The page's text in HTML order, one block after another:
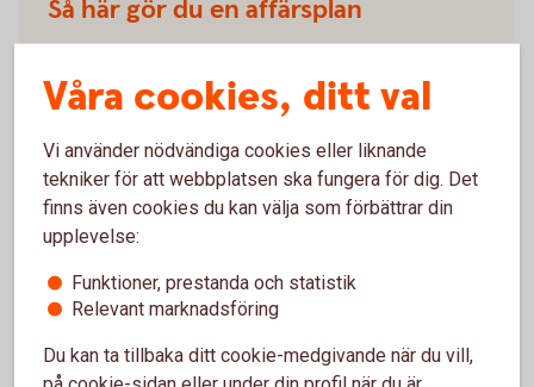
Så här gör du en affärsplan
kund hos oss får du hjälp av NyföretagarCentrum och
Almi med mall, guide och digitala verktyg så att du
enkelt skapar en affärsplan.
Affärsplan - guide och digitala verktyg
(NyföretagarCentrum)
Våra cookies, ditt val
Vi använder nödvändiga cookies eller liknande
tekniker för att webbplatsen ska fungera för dig. Det
finns även cookies du kan välja som förbättrar din
upplevelse:
Funktioner, prestanda och statistik
Relevant marknadsföring
Du kan ta tillbaka ditt cookie-medgivande när du vill,